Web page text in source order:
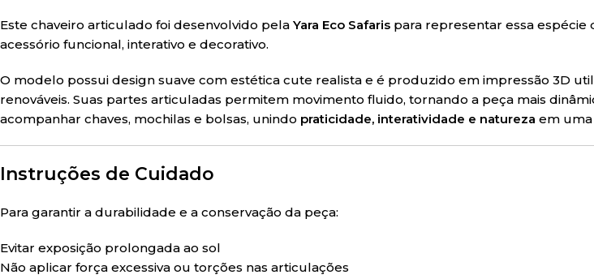
Este chaveiro articulado foi desenvolvido pela Yara Eco Safaris para representar essa espécie
acessório funcional, interativo e decorativo.
O modelo possui design suave com estética cute realista e é produzido em impressão 3D
renováveis. Suas partes articuladas permitem movimento fluido, tornando a peça mais
acompanhar chaves, mochilas e bolsas, unindo praticidade, interatividade e natureza em uma
Instruções de Cuidado
Para garantir a durabilidade e a conservação da peça:
Evitar exposição prolongada ao sol
Não aplicar força excessiva ou torções nas articulações